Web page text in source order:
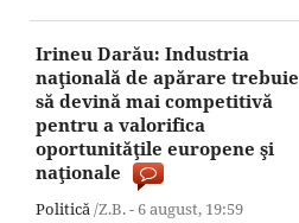
Irineu Darău: Industria
naţională de apărare trebuie
să devină mai competitivă
pentru a valorifica
oportunităţile europene şi
naţionale
Politică/Z.B. -6 august, 19:59